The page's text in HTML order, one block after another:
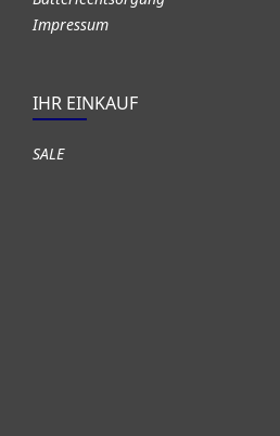
Impressum
IHR EINKAUF
SALE